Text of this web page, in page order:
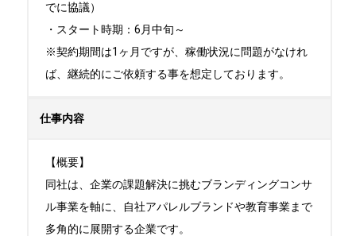
でに協議）
・スタート時期：6月中旬～
※契約期間は1ヶ月ですが、稼働状況に問題がなけれ
ば、継続的にご依頼する事を想定しております。
仕事内容
【概要】
同社は、企業の課題解決に挑むブランディングコンサ
ル事業を軸に、自社アパレルブランドや教育事業まで
多角的に展開する企業です。